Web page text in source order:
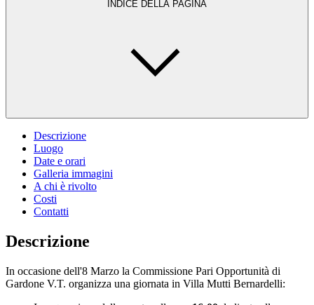
INDICE DELLA PAGINA
Descrizione
Luogo
Date e orari
Galleria immagini
A chi è rivolto
Costi
Contatti
Descrizione
In occasione dell'8 Marzo la Commissione Pari Opportunità di
Gardone V.T. organizza una giornata in Villa Mutti Bernardelli: